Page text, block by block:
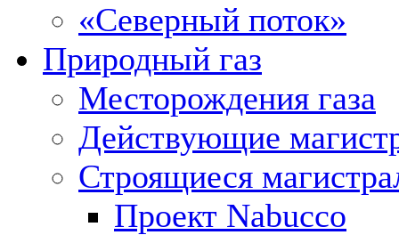
«Северный поток»
Природный газ
Месторождения газа
Действующие
Строящиеся
Проект Nabucco